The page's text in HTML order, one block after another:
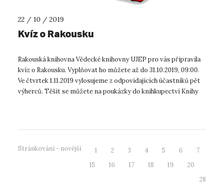
22 / 10 / 2019
Kvíz o Rakousku
Rakouská knihovna Vědecké knihovny UJEP pro vás připravila
kvíz o Rakousku. Vyplňovat ho můžete až do 31.10.2019, 09:00.
Ve čtvrtek 1.11.2019 vylosujeme z odpovídajících účastníků pět
výherců. Těšit se můžete na poukázky do knihkupectví Knihy
Stránkování - novější 1 2 3 4 5 6 7
15
16 17 18 19 20
28